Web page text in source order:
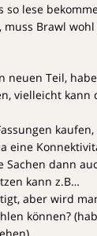
so lese
muss Brawl
neuen Teil,
vielleicht kann
kaufen,
eine
Sachen dann
kann z.B…
aber wird
können?